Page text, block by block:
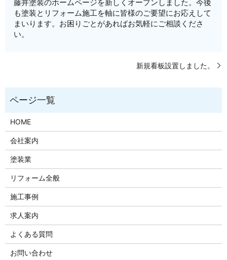
藤井塗装のホームページを新しくオープンしました。今後
も塗装とリフォーム施工を軸に皆様のご要望にお応えして
まいります。お困りごとがあればお気軽にご相談くださ
い。
新規看板設置しました。
HOME
会社案内
塗装業
リフォーム全般
施工事例
求人案内
よくある質問
お問い合わせ